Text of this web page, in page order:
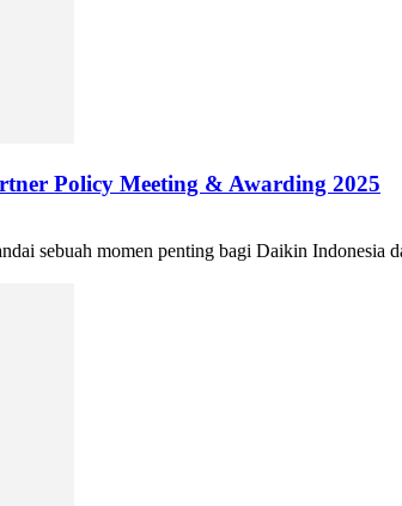
Policy Meeting & Awarding 2025
sebuah momen penting bagi Daikin